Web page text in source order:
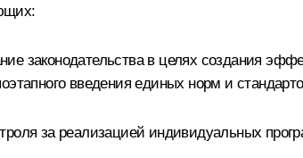
законодательства в целях создания
введения единых норм и
за реализацией индивидуальных